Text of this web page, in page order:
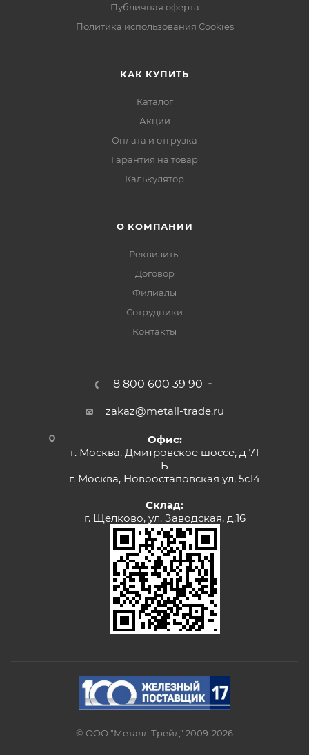
Публичная оферта
Политика использования Cookies
КАК КУПИТЬ
Каталог
Акции
Оплата и отгрузка
Гарантия на товар
Калькулятор
О КОМПАНИИ
Реквизиты
Договор
Филиалы
Сотрудники
Контакты
8 800 600 39 90
zakaz@metall-trade.ru
Офис:
г. Москва, Дмитровское шоссе, д 71
Б
г. Москва, Новоостаповская ул, 5с14
Склад:
г. Щелково, ул. Заводская, д.16
© ООО "Металл Трейд" 2009-2026